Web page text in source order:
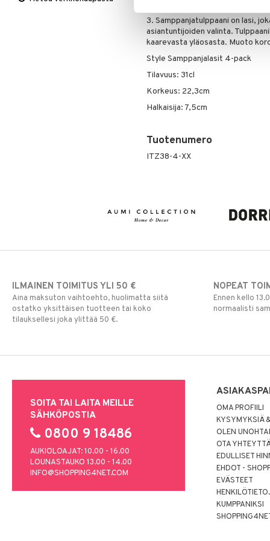
3. Samppanjatulppaani on lasi,
asiantuntijoiden valinta.
kaarevasta yläosasta. Muoto
Style Samppanjalasit 4-pack
Tilavuus: 31cl
Korkeus: 22,3cm
Halkaisija: 7,5cm
Tuotenumero
ITZ38-4-XX
Vaasit
Lakanat & Tyynyliinat
Viltit & Peitteet
Ruukut
ILMAINEN TOIMITUS YLI 50 €
Aina maksuton vaihtoehto, huolimatta siitä
ostatko yksittäisen tuotteen tai koko
tilauksellesi joka ylittää 50 €.
NOPEAT
Ennen kello
normaalisti
SOITA TAI LAITA MEILLE
SÄHKÖPOSTIA
0800 9 18486
AUKIOLOAJAT: 10.00 - 16.00
LOUNASTAUKO 13.00 - 14.00
INFO@SHOPPING4NET.COM
OMA PROFIILI
KYSYMYKSIÄ
OLEN
OTA
EDULLISET
EHDOT -
EVÄSTEET
KUMPPANIKSI